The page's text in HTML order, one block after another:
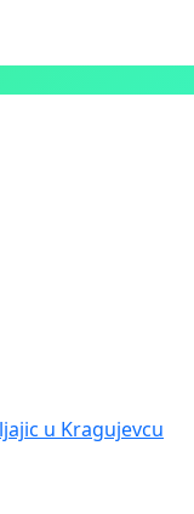
u Kragujevcu